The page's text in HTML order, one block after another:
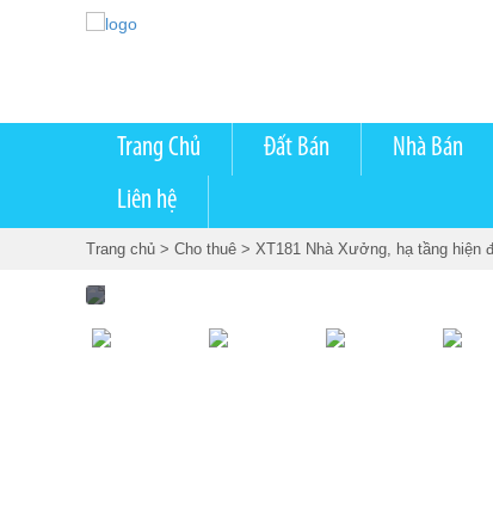
Trang Chủ Đất Bán Nhà Bán
Liên hệ
Trang chủ > Cho thuê > XT181 Nhà Xưởng, hạ tầng hiện